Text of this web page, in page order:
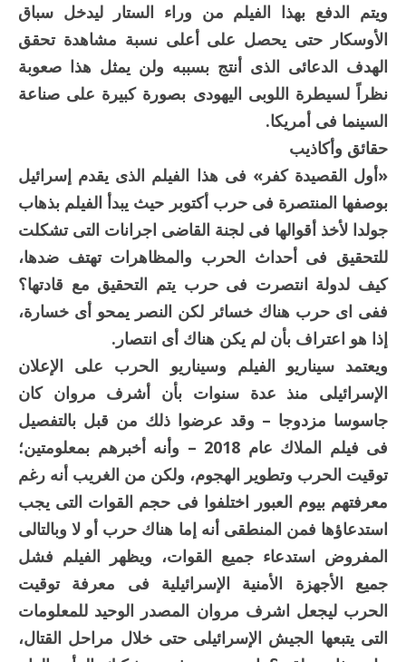
ويتم الدفع بهذا الفيلم من وراء الستار ليدخل سباق
الأوسكار حتى يحصل على أعلى نسبة مشاهدة تحقق
الهدف الدعائى الذى أنتج بسببه ولن يمثل هذا صعوبة
نظراً لسيطرة اللوبى اليهودى بصورة كبيرة على صناعة
السينما فى أمريكا.
حقائق وأكاذيب
«أول القصيدة كفر» فى هذا الفيلم الذى يقدم إسرائيل
بوصفها المنتصرة فى حرب أكتوبر حيث يبدأ الفيلم بذهاب
جولدا لأخذ أقوالها فى لجنة القاضى اجرانات التى تشكلت
للتحقيق فى أحداث الحرب والمظاهرات تهتف ضدها،
كيف لدولة انتصرت فى حرب يتم التحقيق مع قادتها؟
ففى اى حرب هناك خسائر لكن النصر يمحو أى خسارة،
إذا هو اعتراف بأن لم يكن هناك أى انتصار.
ويعتمد سيناريو الفيلم وسيناريو الحرب على الإعلان
الإسرائيلى منذ عدة سنوات بأن أشرف مروان كان
جاسوسا مزدوجا – وقد عرضوا ذلك من قبل بالتفصيل
فى فيلم الملاك عام 2018 – وأنه أخبرهم بمعلومتين؛
توقيت الحرب وتطوير الهجوم، ولكن من الغريب أنه رغم
معرفتهم بيوم العبور اختلفوا فى حجم القوات التى يجب
استدعاؤها فمن المنطقى أنه إما هناك حرب أو لا وبالتالى
المفروض استدعاء جميع القوات، ويظهر الفيلم فشل
جميع الأجهزة الأمنية الإسرائيلية فى معرفة توقيت
الحرب ليجعل اشرف مروان المصدر الوحيد للمعلومات
التى يتبعها الجيش الإسرائيلى حتى خلال مراحل القتال،